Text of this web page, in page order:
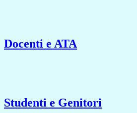
Docenti e ATA
Studenti e Genitori